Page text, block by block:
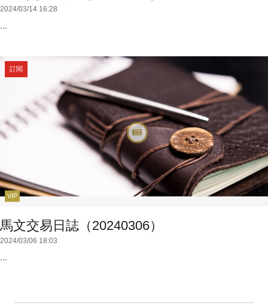
2024/03/14 16:28
...
VIP
訂閱
馬文交易日誌（20240306）
2024/03/06 18:03
...